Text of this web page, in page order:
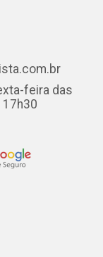
feira das
17h30